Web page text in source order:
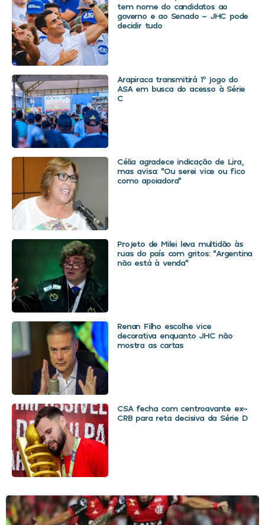
tem nome do candidatos ao
governo e ao Senado – JHC pode
decidir tudo
Arapiraca transmitirá 1º jogo do
ASA em busca do acesso à Série
C
Célia agradece indicação de Lira,
mas avisa: “Ou serei vice ou fico
como apoiadora”
Projeto de Milei leva multidão às
ruas do país com gritos: “Argentina
não está à venda”
Renan Filho escolhe vice
decorativa enquanto JHC não
mostra as cartas
CSA fecha com centroavante ex-
CRB para reta decisiva da Série D